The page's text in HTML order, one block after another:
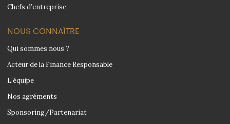
Chefs d’entreprise
NOUS CONNAÎTRE
Qui sommes nous ?
Acteur de la Finance Responsable
L’équipe
Nos agréments
Sponsoring/Partenariat